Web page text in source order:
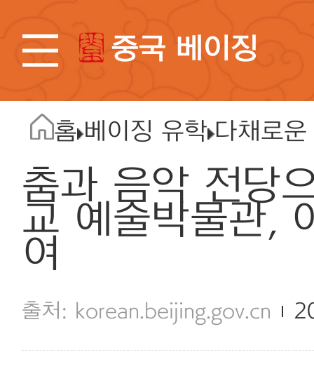
중국 베이징
홈 베이징 유학 다채로
춤과 음악 전당
교 예술박물관,
여
korean.beijing.gov.cn